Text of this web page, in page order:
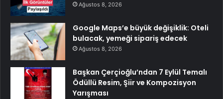
Ağustos 8, 2026
Google Maps’e büyük değişiklik: Oteli
bulacak, yemeği sipariş edecek
Ağustos 8, 2026
Başkan Çerçioğlu’ndan 7 Eylül Temalı
Ödüllü Resim, Şiir ve Kompozisyon
Yarışması